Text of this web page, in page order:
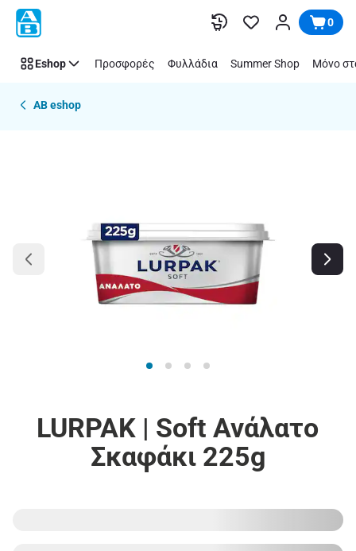
Παράλειψη 0
Eshop Προσφορές Φυλλάδια Summer Shop Μόνο
AB eshop
LURPAK | Soft Ανάλατο
Σκαφάκι 225g